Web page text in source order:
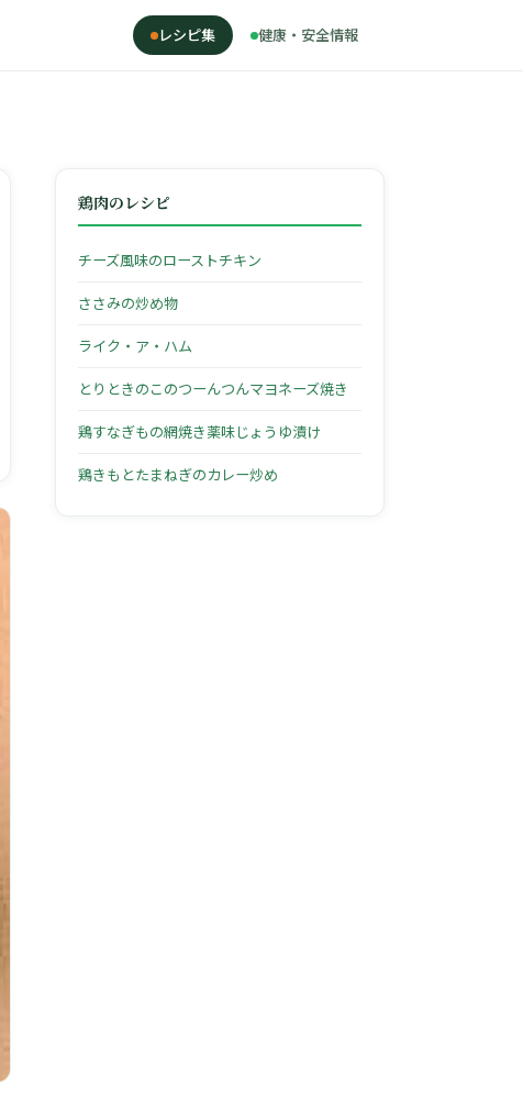
レシピ集 健康・安全情報
鶏肉のレシピ
チーズ風味のローストチキン
ささみの炒め物
ライク・ア・ハム
とりときのこのつーんつんマヨネーズ焼き
鶏すなぎもの網焼き薬味じょうゆ漬け
鶏きもとたまねぎのカレー炒め